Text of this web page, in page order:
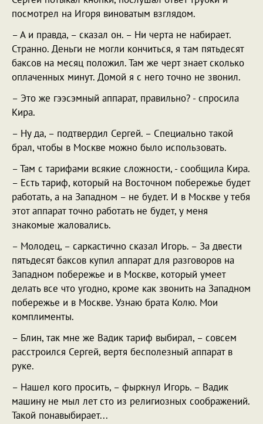
посмотрел на Игоря виноватым взглядом.
– А и правда, – сказал он. – Ни черта не набирает.
Странно. Деньги не могли кончиться, я там пятьдесят
баксов на месяц положил. Там же черт знает сколько
оплаченных минут. Домой я с него точно не звонил.
– Это же гээсэмный аппарат, правильно? - спросила
Кира.
– Ну да, – подтвердил Сергей. – Специально такой
брал, чтобы в Москве можно было использовать.
– Там с тарифами всякие сложности, - сообщила Кира.
– Есть тариф, который на Восточном побережье будет
работать, а на Западном – не будет. И в Москве у тебя
этот аппарат точно работать не будет, у меня
знакомые жаловались.
– Молодец, – саркастично сказал Игорь. – За двести
пятьдесят баксов купил аппарат для разговоров на
Западном побережье и в Москве, который умеет
делать все что угодно, кроме как звонить на Западном
побережье и в Москве. Узнаю брата Колю. Мои
комплименты.
– Блин, так мне же Вадик тариф выбирал, – совсем
расстроился Сергей, вертя бесполезный аппарат в
руке.
– Нашел кого просить, – фыркнул Игорь. – Вадик
машину не мыл лет сто из религиозных соображений.
Такой понавыбирает...